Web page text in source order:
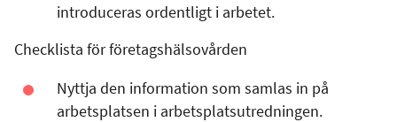
introduceras ordentligt i arbetet.
Checklista för företagshälsovården
Nyttja den information som samlas in på
arbetsplatsen i arbetsplatsutredningen.